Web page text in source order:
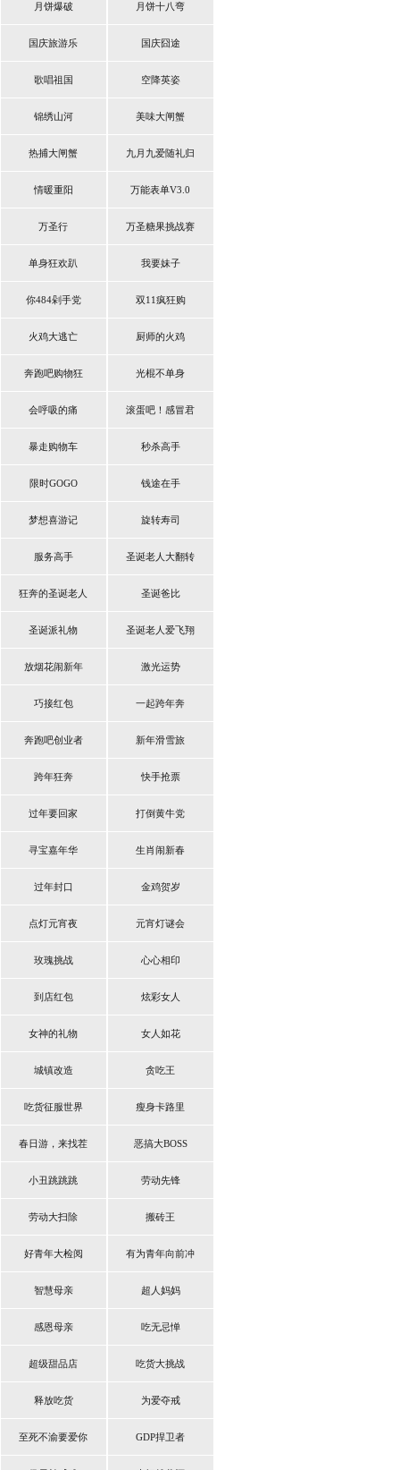
月饼爆破 月饼十八弯
国庆旅游乐 国庆囧途
歌唱祖国 空降英姿
锦绣山河 美味大闸蟹
热捕大闸蟹 九月九爱随礼归
情暖重阳 万能表单V3.0
万圣行 万圣糖果挑战赛
单身狂欢趴 我要妹子
你484剁手党 双11疯狂购
火鸡大逃亡 厨师的火鸡
奔跑吧购物狂 光棍不单身
会呼吸的痛 滚蛋吧！感冒君
暴走购物车 秒杀高手
限时GOGO 钱途在手
梦想喜游记 旋转寿司
服务高手 圣诞老人大翻转
狂奔的圣诞老人 圣诞爸比
圣诞派礼物 圣诞老人爱飞翔
放烟花闹新年 激光运势
巧接红包 一起跨年奔
奔跑吧创业者 新年滑雪旅
跨年狂奔 快手抢票
过年要回家 打倒黄牛党
寻宝嘉年华 生肖闹新春
过年封口 金鸡贺岁
点灯元宵夜 元宵灯谜会
玫瑰挑战 心心相印
到店红包 炫彩女人
女神的礼物 女人如花
城镇改造 贪吃王
吃货征服世界 瘦身卡路里
春日游，来找茬 恶搞大BOSS
小丑跳跳跳 劳动先锋
劳动大扫除 搬砖王
好青年大检阅 有为青年向前冲
智慧母亲 超人妈妈
感恩母亲 吃无忌惮
超级甜品店 吃货大挑战
释放吃货 为爱夺戒
至死不渝要爱你 GDP捍卫者